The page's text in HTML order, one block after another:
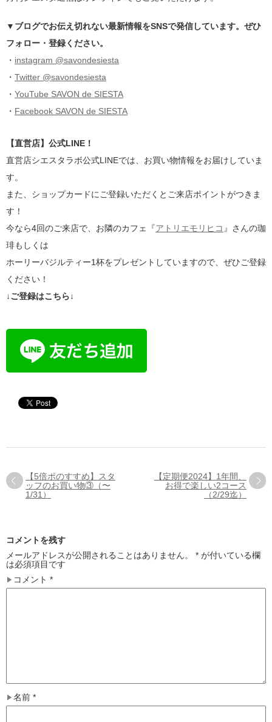
▼ブログでお伝え切れない最新情報をSNSで発信しています。ぜひ
フォロー・登録ください。
・ instagram @savondesiesta
・ Twitter @savondesiesta
・ YouTube SAVON de SIESTA
・ Facebook SAVON de SIESTA
【直営店】公式LINE！
直営店シエスタラボ公式LINEでは、お買い物情報をお届けしていま
す。
また、ショップカードにご登録いただくとご来店ポイントがつきま
す！
今なら4回のご来店で、お隣のカフェ『アトリエモリヒコ 』さんの珈
琲もしくは
ホーリーバジルティー1杯をプレゼントしていますので、ぜひご登録
ください！
↓ご登録はこちら↓
【5倍ポのすすめ】スタ
ッフのお買い物③（〜
1/31）
【定期便2024】1年間、
お得で楽しい2コース
（2/29迄）
コメントを残す
メールアドレスが公開されることはありません。
* が付いている欄
は必須項目です
コメント *
名前 *